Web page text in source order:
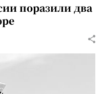
поразили два